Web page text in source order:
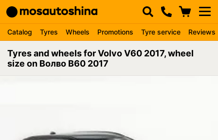
Catalog Tyres Wheels Promotions Tyre service Reviews
Tyres and wheels for Volvo V60 2017, wheel
size on Волво В60 2017